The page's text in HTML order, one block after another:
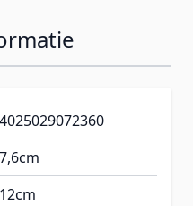
4025029072360
7,6cm
12cm